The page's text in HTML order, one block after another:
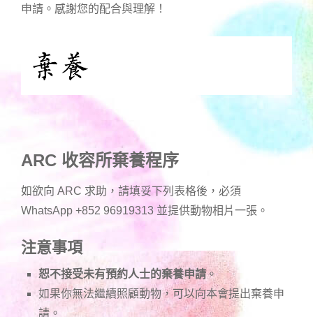
申請。感謝您的配合與理解！
ARC 收容所棄養程序
如欲向 ARC 求助，請填妥下列表格後，必須
WhatsApp +852 96919313 並提供動物相片一張。
注意事項
恕不接受未有預約人士的棄養申請。
如果你無法繼續照顧動物，可以向本會提出棄養申
請。